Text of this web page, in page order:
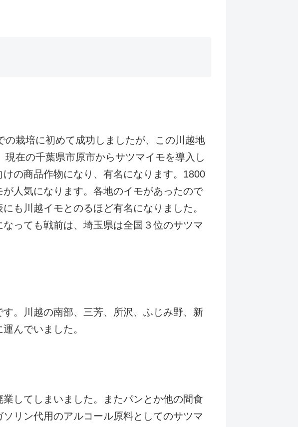
栽培に初めて成功しましたが、この川越地
在の千葉県市原市からサツマイモを導入し
の商品作物になり、有名になります。1800
人気になります。各地のイモがあったので
も川越イモとのるほど有名になりました。
っても戦前は、埼玉県は全国３位のサツマ
。川越の南部、三芳、所沢、ふじみ野、新
んでいました。
してしまいました。またパンとか他の間食
リン代用のアルコール原料としてのサツマ